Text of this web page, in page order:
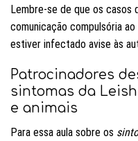
Lembre-se de que os casos
comunicação compulsória
estiver infectado avise às
Patrocinadores
sintomas da
e animais
Para essa aula sobre os